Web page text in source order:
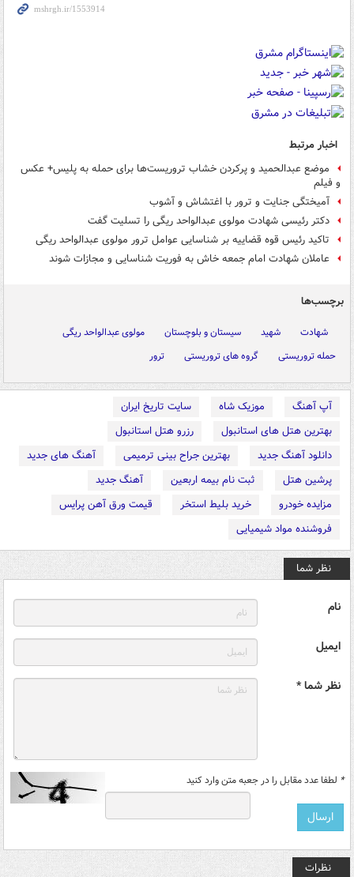
اخبار مرتبط
موضع عبدالحمید و پرکردن خشاب تروریست‌ها برای حمله به پلیس+ عکس
و فیلم
آمیختگی جنایت و ترور با اغتشاش و آشوب
دکتر رئیسی شهادت مولوی عبدالواحد ریگی را تسلیت گفت
تاکید رئیس قوه قضاییه بر شناسایی عوامل ترور مولوی عبدالواحد ریگی
عاملان شهادت امام جمعه خاش به فوریت شناسایی و مجازات شوند
برچسب‌ها
شهادت شهید سیستان و بلوچستان
مولوی عبدالواحد ریگی
حمله تروریستی
گروه های تروریستی ترور
آپ آهنگ موزیک شاه
سایت تاریخ ایران
بهترین هتل های استانبول
رزرو هتل استانبول
دانلود آهنگ جدید
بهترین جراح بینی ترمیمی
آهنگ های جدید
پرشین هتل
ثبت نام بیمه اربعین
آهنگ جدید
مزایده خودرو
خرید بلیط استخر
قیمت ورق آهن پرایس
فروشنده مواد شیمیایی
نظر شما
نام
ایمیل
نظر شما *
* لطفا عدد مقابل را در جعبه متن وارد کنید
نظرات